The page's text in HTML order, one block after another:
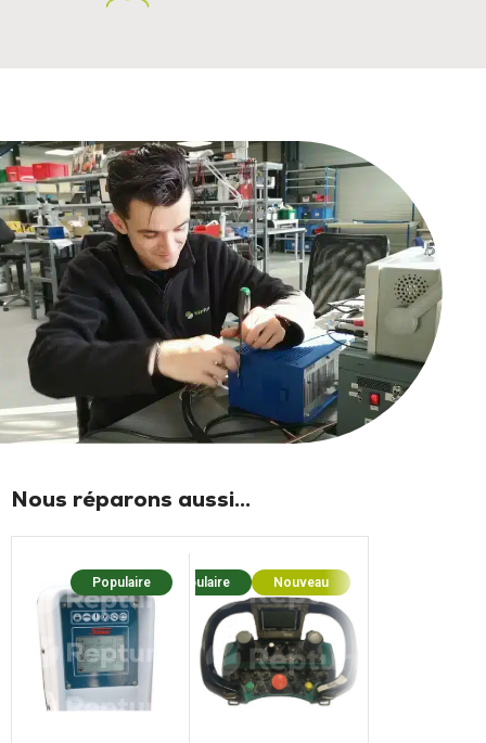
Nous réparons aussi...
Populaire Populaire Nouveau